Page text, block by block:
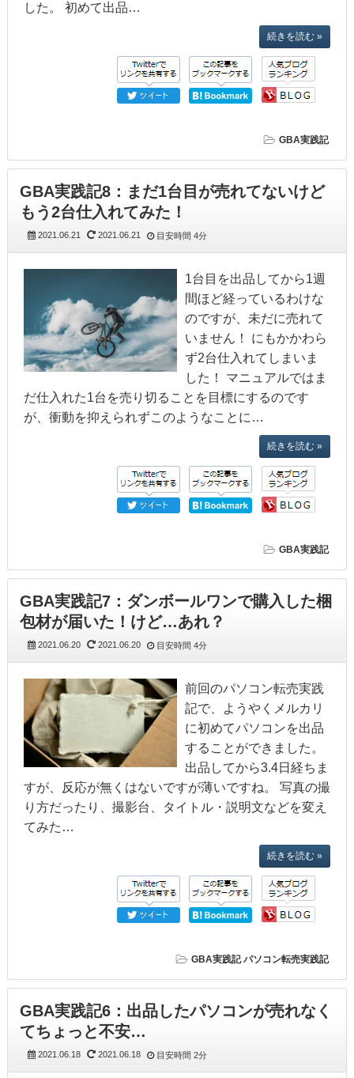
した。 初めて出品…
続きを読む »
GBA実践記
GBA実践記8：まだ1台目が売れてないけど
もう2台仕入れてみた！
2021.06.21 2021.06.21 目安時間 4分
1台目を出品してから1週
間ほど経っているわけな
のですが、未だに売れて
いません！ にもかかわら
ず2台仕入れてしまいま
した！ マニュアルではま
だ仕入れた1台を売り切ることを目標にするのです
が、衝動を抑えられずこのようなことに…
続きを読む »
GBA実践記
GBA実践記7：ダンボールワンで購入した梱
包材が届いた！けど…あれ？
2021.06.20 2021.06.20 目安時間 4分
前回のパソコン転売実践
記で、ようやくメルカリ
に初めてパソコンを出品
することができました。
出品してから3.4日経ちま
すが、反応が無くはないですが薄いですね。 写真の撮
り方だったり、撮影台、タイトル・説明文などを変え
てみた…
続きを読む »
GBA実践記 パソコン転売実践記
GBA実践記6：出品したパソコンが売れなく
てちょっと不安…
2021.06.18 2021.06.18 目安時間 2分